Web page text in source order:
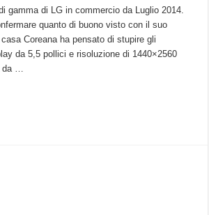
gamma di LG in commercio da Luglio 2014.
quanto di buono visto con il suo
Coreana ha pensato di stupire gli
da 5,5 pollici e risoluzione di 1440×2560
da …